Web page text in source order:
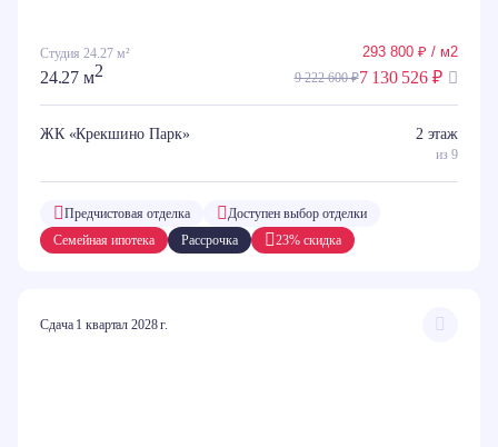
Студия 24.27 м²
24.27 м2
293 800 ₽ / м2
9 222 600 ₽7 130 526 ₽
ЖК «Крекшино Парк» 2 этаж
из 9
23% скидка
Предчистовая отделка
Доступен выбор отделки
Семейная ипотека
Рассрочка
Сдача 1 квартал 2028 г.